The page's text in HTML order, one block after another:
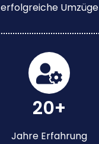
erfolgreiche Umzüge
20+
Jahre Erfahrung